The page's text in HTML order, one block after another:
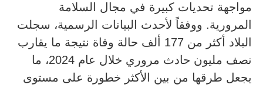
مواجهة تحديات كبيرة في مجال السلامة
المرورية. ووفقاً لأحدث البيانات الرسمية، سجلت
البلاد أكثر من 177 ألف حالة وفاة نتيجة ما يقارب
نصف مليون حادث مروري خلال عام 2024، ما
يجعل طرقها من بين الأكثر خطورة على مستوى